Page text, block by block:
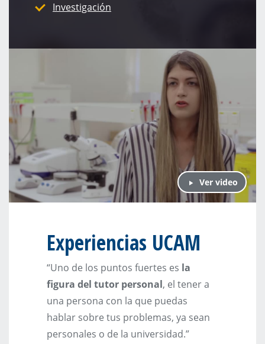
Investigación
Ver video
Experiencias UCAM
“Uno de los puntos fuertes es la
figura del tutor personal, el tener a
una persona con la que puedas
hablar sobre tus problemas, ya sean
personales o de la universidad.”